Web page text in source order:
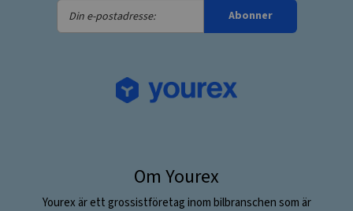
Din
e-
Abonner
Om Yourex
Yourex är ett grossistföretag inom bilbranschen som är